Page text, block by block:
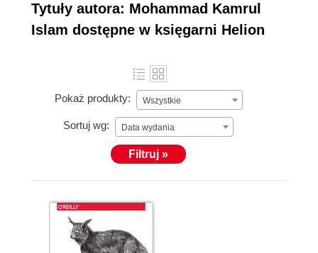
Tytuły autora: Mohammad Kamrul
Islam dostępne w księgarni Helion
Pokaż produkty: Wszystkie
Sortuj wg: Data wydania
Filtruj »